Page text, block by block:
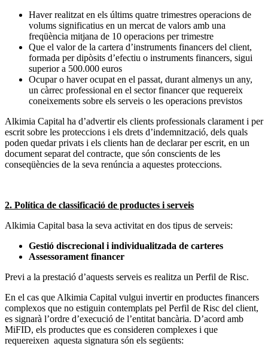
Haver realitzat en els últims quatre trimestres operacions de
volums significatius en un mercat de valors amb una
freqüència mitjana de 10 operacions per trimestre
Que el valor de la cartera d’instruments financers del client,
formada per dipòsits d’efectiu o instruments financers, sigui
superior a 500.000 euros
Ocupar o haver ocupat en el passat, durant almenys un any,
un càrrec professional en el sector financer que requereix
coneixements sobre els serveis o les operacions previstos
Alkimia Capital ha d’advertir els clients professionals clarament i per
escrit sobre les proteccions i els drets d’indemnització, dels quals
poden quedar privats i els clients han de declarar per escrit, en un
document separat del contracte, que són conscients de les
conseqüències de la seva renúncia a aquestes proteccions.
2. Política de classificació de productes i serveis
Alkimia Capital basa la seva activitat en dos tipus de serveis:
Gestió discrecional i individualitzada de carteres
Assessorament financer
Previ a la prestació d’aquests serveis es realitza un Perfil de Risc.
En el cas que Alkimia Capital vulgui invertir en productes financers
complexos que no estiguin contemplats pel Perfil de Risc del client,
es signarà l’ordre d’execució de l’entitat bancària. D’acord amb
MiFID, els productes que es consideren complexes i que
requereixen aquesta signatura són els següents: